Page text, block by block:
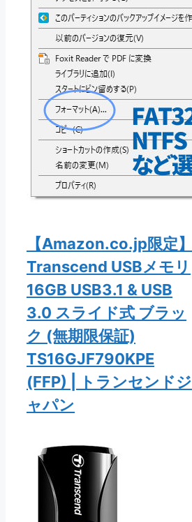
【Amazon.co.jp限定】
Transcend USBメモリ
16GB USB3.1 & USB
3.0 スライド式 ブラッ
ク (無期限保証)
TS16GJF790KPE
(FFP) | トランセンドジ
ャパン